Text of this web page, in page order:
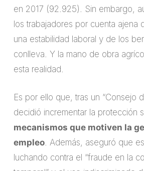
en 2017 (92.925). Sin embargo,
los trabajadores por cuenta ajena
una estabilidad laboral y de los
conlleva. Y la mano de obra
esta realidad.
Es por ello que, tras un “Consejo
decidió incrementar la protección
mecanismos que motiven la
empleo. Además, aseguró que
luchando contra el “fraude en la